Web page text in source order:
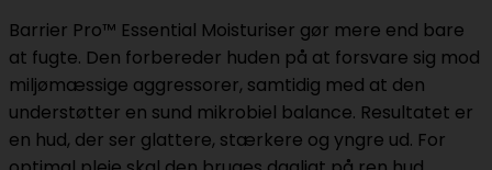
Barrier Pro™ Essential Moisturiser gør mere end bare
at fugte. Den forbereder huden på at forsvare sig mod
miljømæssige aggressorer, samtidig med at den
understøtter en sund mikrobiel balance. Resultatet er
en hud, der ser glattere, stærkere og yngre ud. For